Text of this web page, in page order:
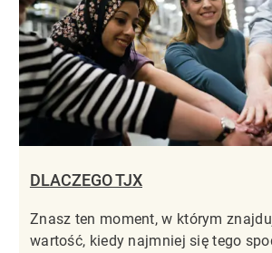
DLACZEGO TJX
Znasz ten moment, w którym
wartość, kiedy najmniej się tego